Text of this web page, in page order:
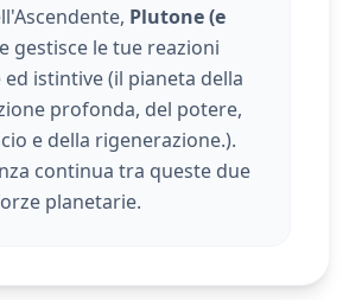
Plutone (e
gestisce le tue reazioni
istintive (il pianeta della
profonda, del potere,
e della rigenerazione.).
continua tra queste due
planetarie.